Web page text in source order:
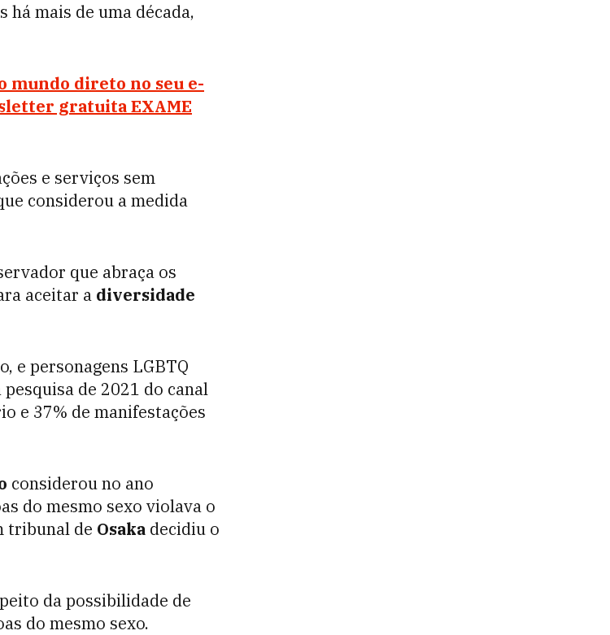
há mais de uma década,
mundo direto no seu e-
gratuita EXAME
e serviços sem
considerou a medida
que abraça os
aceitar a diversidade
e personagens LGBTQ
de 2021 do canal
e 37% de manifestações
considerou no ano
do mesmo sexo violava o
tribunal de Osaka decidiu o
da possibilidade de
do mesmo sexo.